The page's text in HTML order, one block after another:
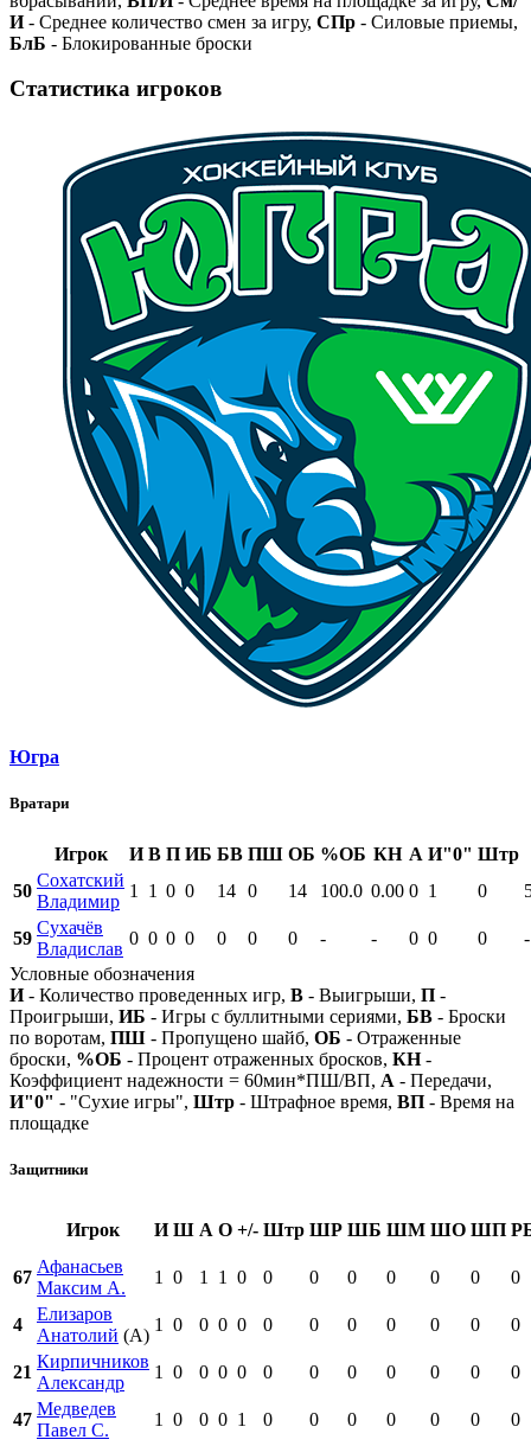
И- Среднее количество смен за игру, СПр - Силовые приемы,
БлБ - Блокированные броски
Статистика игроков
Югра
Вратари
Игрок И В П ИБ БВ ПШ ОБ %ОБ КН А И"0" Штр
50
Сохатский
Владимир
1 1 0 0 14 0 14 100.0 0.00 0 1 0
59
Сухачёв
Владислав
0 0 0 0 0 0 0 - - 0 0 0
-
Условные обозначения
И- Количество проведенных игр, В - Выигрыши, П -
Проигрыши, ИБ - Игры с буллитными сериями, БВ - Броски
по воротам, ПШ - Пропущено шайб, ОБ - Отраженные
броски, %ОБ - Процент отраженных бросков, КН-
Коэффициент надежности = 60мин*ПШ/ВП, А - Передачи,
И"0" - "Сухие игры", Штр - Штрафное время, ВП - Время на
площадке
Защитники
Игрок И Ш А О +/- Штр ШР ШБ ШМ ШО ШП
67
Афанасьев
Максим А.
1 0 1 1 0 0 0 0 0 0 0 0
4
Елизаров
Анатолий (А)
1 0 0 0 0 0 0 0 0 0 0 0
21
Кирпичников
Александр
1 0 0 0 0 0 0 0 0 0 0 0
47
Медведев
Павел С.
1 0 0 0 1 0 0 0 0 0 0 0